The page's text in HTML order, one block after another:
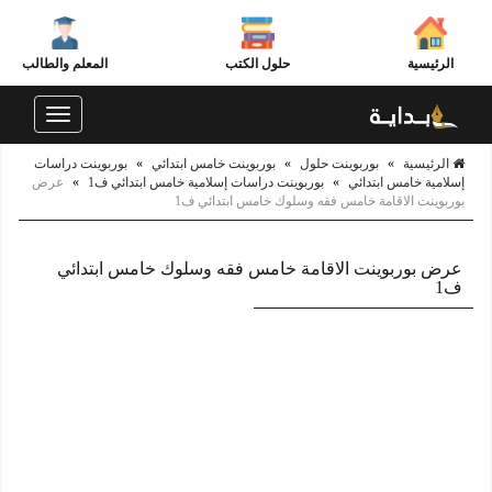
الرئيسية حلول الكتب المعلم والطالب
Toggle
الرئيسية » بوربوينت حلول » بوربوينت خامس ابتدائي » بوربوينت دراسات
إسلامية خامس ابتدائي » بوربوينت دراسات إسلامية خامس ابتدائي ف1 »
عرض
بوربوينت الاقامة خامس فقه وسلوك خامس ابتدائي ف1
عرض بوربوينت الاقامة خامس فقه وسلوك خامس ابتدائي
ف1